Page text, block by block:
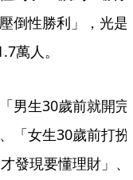
倒性勝利」，光是
萬人。
男生30歲前就開完
「女生30歲前打扮
發現要懂理財」、